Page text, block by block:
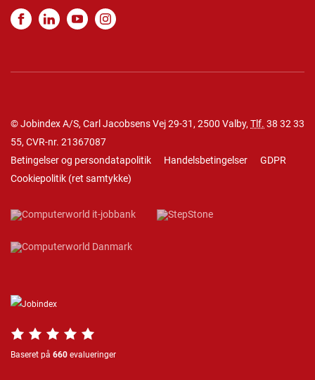
© Jobindex A/S, Carl Jacobsens Vej 29-31, 2500 Valby, Tlf. 38 32 33
55, CVR-nr. 21367087
Betingelser og persondatapolitik
Handelsbetingelser
GDPR
Cookiepolitik (ret samtykke)
Baseret på 660 evalueringer